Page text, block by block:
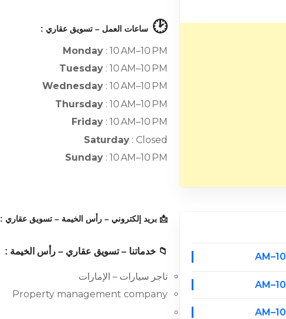
🕑 ساعات العمل – تسويق عقاري :
Monday : 10 AM–10 PM
Tuesday : 10 AM–10 PM
Wednesday : 10 AM–10 PM
Thursday : 10 AM–10 PM
Friday : 10 AM–10 PM
Saturday : Closed
Sunday : 10 AM–10 PM
📩 بريد إلكتروني – رأس الخيمة – تسويق عقاري :
📁 خدماتنا – تسويق عقاري – رأس الخيمة :
تاجر سيارات – الإمارات
Property management company